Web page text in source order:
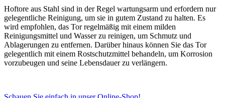
Hoftore aus Stahl sind in der Regel wartungsarm und erfordern nur
gelegentliche Reinigung, um sie in gutem Zustand zu halten. Es
wird empfohlen, das Tor regelmäßig mit einem milden
Reinigungsmittel und Wasser zu reinigen, um Schmutz und
Ablagerungen zu entfernen. Darüber hinaus können Sie das Tor
gelegentlich mit einem Rostschutzmittel behandeln, um Korrosion
vorzubeugen und seine Lebensdauer zu verlängern.